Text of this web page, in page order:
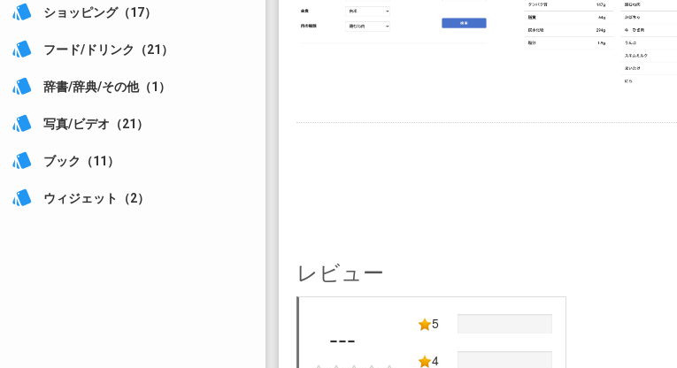
style ショッピング（17）
style フード/ドリンク（21）
style 辞書/辞典/その他（1）
style 写真/ビデオ（21）
style ブック（11）
style ウィジェット（2）
レビュー
--- 5
4